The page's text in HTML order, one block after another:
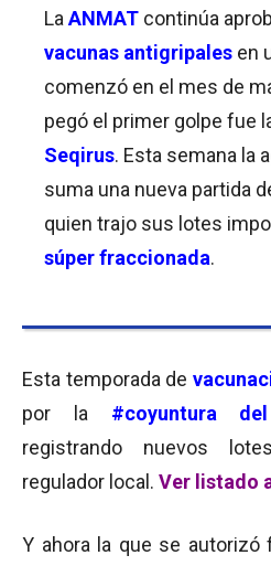
La ANMAT continúa
vacunas antigripales en
comenzó en el mes de
pegó el primer golpe fue
Seqirus. Esta semana la
suma una nueva partida
quien trajo sus lotes
súper fraccionada.
Esta temporada de
por la #coyuntura del
registrando nuevos
regulador local. Ver listado
Y ahora la que se autorizó